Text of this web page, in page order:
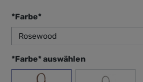
*Farbe*auswählen
*Farbe* auswählen